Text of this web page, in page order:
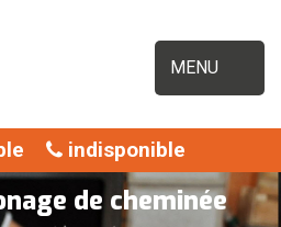
MENU
indisponible
de cheminée